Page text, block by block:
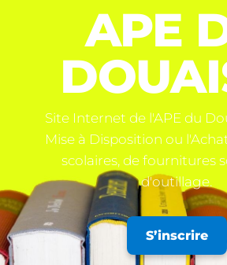
APE
Site Internet de l'APE du
Mise à Disposition ou
scolaires, de fournitures
d'outillage.
S’inscrire